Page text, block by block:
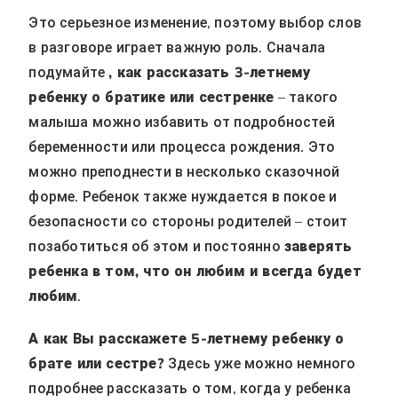
Это серьезное изменение, поэтому выбор слов
в разговоре играет важную роль. Сначала
подумайте, как рассказать 3-летнему
ребенку о братике или сестренке – такого
малыша можно избавить от подробностей
беременности или процесса рождения. Это
можно преподнести в несколько сказочной
форме. Ребенок также нуждается в покое и
безопасности со стороны родителей – стоит
позаботиться об этом и постояннозаверять
ребенка в том, что он любим и всегда будет
любим.
А как Вы расскажете 5-летнему ребенку о
брате или сестре?Здесь уже можно немного
подробнее рассказать о том, когда у ребенка